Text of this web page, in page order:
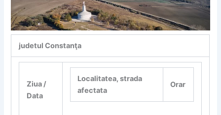
judetul Constanţa
Ziua /
Data
Localitatea, strada
afectata
Orar